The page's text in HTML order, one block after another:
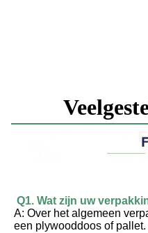
Q1. Wat zijn uw
A: Over het algemeen
een plywooddoos of pallet.